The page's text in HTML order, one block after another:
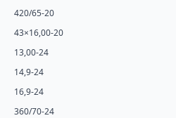
420/65-20
43×16,00-20
13,00-24
14,9-24
16,9-24
360/70-24